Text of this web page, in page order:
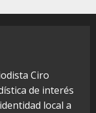
Ciro
de interés
local a